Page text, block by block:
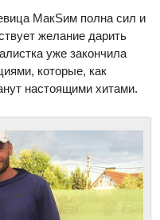
МакSим полна сил и
желание дарить
уже закончила
которые, как
настоящими хитами.